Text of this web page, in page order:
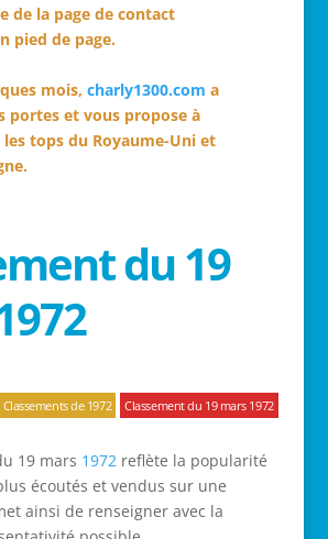
de la page de contact
pied de page.
mois, charly1300.com a
portes et vous propose à
tops du Royaume-Uni et
du 19
Classements de 1972 Classement du 19 mars 1972
19 mars 1972reflète la popularité
écoutés et vendus sur une
ainsi de renseigner avec la